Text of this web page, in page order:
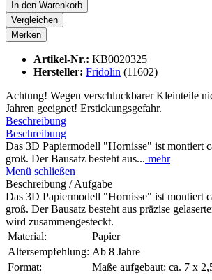
In den Warenkorb
Vergleichen
Merken
Artikel-Nr.: KB0020325
Hersteller: Fridolin (11602)
Achtung! Wegen verschluckbarer Kleinteile
Jahren geeignet! Erstickungsgefahr.
Beschreibung
Beschreibung
Das 3D Papiermodell "Hornisse" ist montiert
groß. Der Bausatz besteht aus... mehr
Menü schließen
Beschreibung / Aufgabe
Das 3D Papiermodell "Hornisse" ist montiert
groß. Der Bausatz besteht aus präzise
wird zusammengesteckt.
Material:
Papier
Altersempfehlung: Ab 8 Jahre
Format:
Maße aufgebaut: ca. 7 x